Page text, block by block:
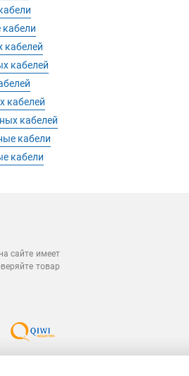
кабели
кабелей
кабелей
кабелей
кабелей
кабели
кабели
сайте имеет
товар